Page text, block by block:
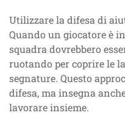
Utilizzare la difesa di
Quando un giocatore è
squadra dovrebbero
ruotando per coprire le
segnature. Questo
difesa, ma insegna
lavorare insieme.